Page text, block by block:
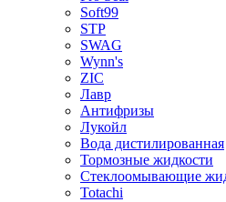
Soft99
STP
SWAG
Wynn's
ZIC
Лавр
Антифризы
Лукойл
Вода дистилированная
Тормозные жидкости
Стеклоомывающие
Totachi